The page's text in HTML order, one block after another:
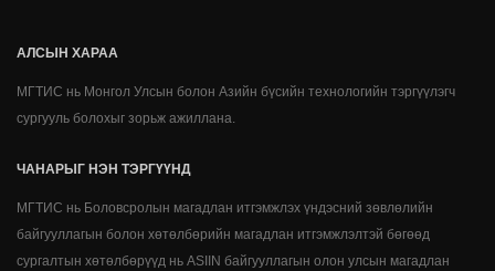
АЛСЫН ХАРАА
МГТИС нь Монгол Улсын болон Азийн бүсийн технологийн тэргүүлэгч
сургууль болохыг зорьж ажиллана.
ЧАНАРЫГ НЭН ТЭРГҮҮНД
МГТИС нь Боловсролын магадлан итгэмжлэх үндэсний зөвлөлийн
байгууллагын болон хөтөлбөрийн магадлан итгэмжлэлтэй бөгөөд
сургалтын хөтөлбөрүүд нь ASIIN байгууллагын олон улсын магадлан